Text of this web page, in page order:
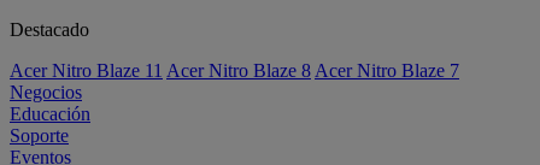
Destacado
Acer Nitro Blaze 11 Acer Nitro Blaze 8 Acer Nitro Blaze 7
Negocios
Educación
Soporte
Eventos